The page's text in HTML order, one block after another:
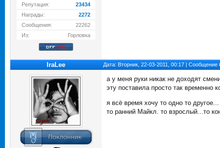
Репутация:
23434
Награды:
2272
Сообщения:
22262
Из:
Горловка
IraLee Дата: Вторник, 22-03-2011, 00:17 | Сообщение
а у меня руки никак не доходят
эту поставила просто так временно
я всё время хочу то одно то другое...
то ранний Майкл. то взрослый...то